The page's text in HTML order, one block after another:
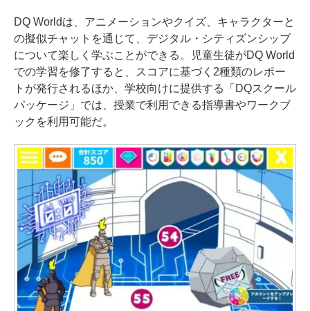
DQ Worldは、アニメーションやクイズ、キャラクターと
の擬似チャットを通じて、デジタル・シティズンシッブ
について楽しく学ぶことができる。児童生徒がDQ World
での学習を修了すると、スコアに基づく2種類のレポー
トが発行されるほか、学校向けに提供する「DQスクール
パッケージ」では、授業で利用できる指導書やワークブ
ックを利用可能だ。